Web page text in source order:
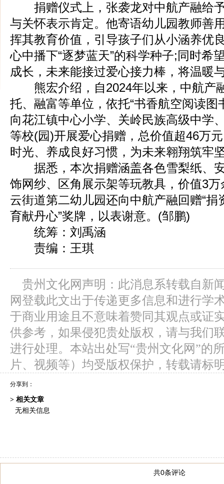
捐赠仪式上，张袭龙对中航产融给
与关怀表示肯定。他寄语幼儿园教师善
挥其教育价值，引导孩子们从小涵养优
心中播下“逐梦蓝天”的科学种子;同时希
成长，未来能接过爱心接力棒，将温暖
熊宏介绍，自2024年以来，中航产
托、融富等单位，依托“书香航空阅读图
向花江镇中心小学、关岭民族高级中学
等校(园)开展爱心捐赠，总价值超46万
时光、养成良好习惯，为未来翱翔筑牢
据悉，本次捐赠涵盖各色雪梨纸、
饰网纱、区角展示架等玩教具，价值3
云街道第二幼儿园还向中航产融回赠“
育献丹心”奖牌，以表谢意。(邹鹏)
统筹：刘禹涵
责编：王琪
贵州文化网声明：此消息系转载自新
网登载此文出于传递更多信息和进行学
于商业用途且不意味着赞同其观点或证
供参考，如果侵犯贵处版权，请与我们
进行处理。本站出处写“贵州文化网”的
片、视频等）均受版权保护，转载请标
分享到：
> 相关文章
无相关信息
共0条评论